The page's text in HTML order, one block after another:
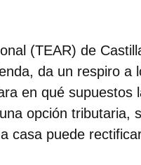
(TEAR) de
da un respiro a
en qué supuestos
opción tributaria,
casa puede